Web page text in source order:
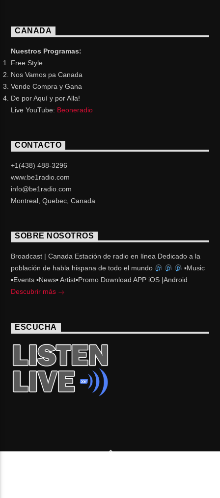
CANADA
Nuestros Programas:
Free Style
Nos Vamos pa Canada
Vende Compra y Gana
De por Aquí y por Alla!
Live YouTube: Beoneradio
CONTACTO
+1(438) 488-3296
www.be1radio.com
info@be1radio.com
Montreal, Quebec, Canada
SOBRE NOSOTROS
Broadcast | Canada Estación de radio en línea Dedicado a la
población de habla hispana de todo el mundo
▪Music
▪Events ▪News▪ Artist▪Promo Download APP iOS |Android
Descubrir más
ESCUCHA